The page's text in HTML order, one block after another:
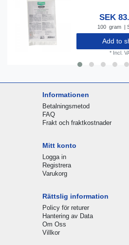
SEK
100 gram |
Add to
* Incl.
Informationen
Betalningsmetod
FAQ
Frakt och fraktkostnader
Mitt konto
Logga in
Registrera
Varukorg
Rättslig information
Policy för returer
Hantering av Data
Om Oss
Villkor